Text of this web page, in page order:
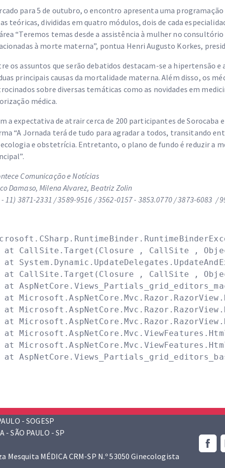
para 5 de outubro, o encontro apresenta uma
teóricas, divididas em quatro módulos, dois de cada
“Teremos temas desde a assistência à mulher no
à morte materna”, pontua Henri Augusto Korkes,
os assuntos que serão debatidos destacam-se a hipertensão
principais causas da mortalidade materna. Além disso, os
sobre diversas temáticas como as novidades em
médica.
a expectativa de atrair cerca de 200 participantes de Sorocaba
“A Jornada terá de tudo para agradar a todos, transitando
e obstetrícia. Entretanto, o plano de fundo é reduzir a
Comunicação e Notícias
Damaso, Milena Alvarez, Beatriz Zolin
- 11) 3871-2331 / 3589-9516 / 3562-0157 - 3853.0770 / 3873-6083 /
at CallSite.Target(Closure , CallSite ,
at
at CallSite.Target(Closure , CallSite ,
at
at
at
at
at
at
at
- SOGESP
- SÃO PAULO - SP
Mesquita MÉDICA CRM-SP N.º 53050 Ginecologista